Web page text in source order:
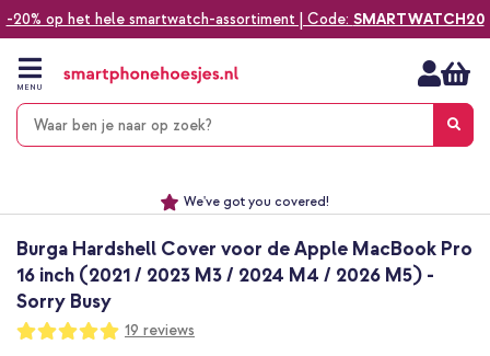
-20% op het hele smartwatch-assortiment | Code: SMARTWATCH20
naar
inhoud
MENU
Alles voor jouw telefoon, tablet, smartwatch of laptop
We've got you covered!
Burga Hardshell Cover voor de Apple MacBook Pro
16 inch (2021 / 2023 M3 / 2024 M4 / 2026 M5) -
Sorry Busy
Waardering:
100
100
19 reviews